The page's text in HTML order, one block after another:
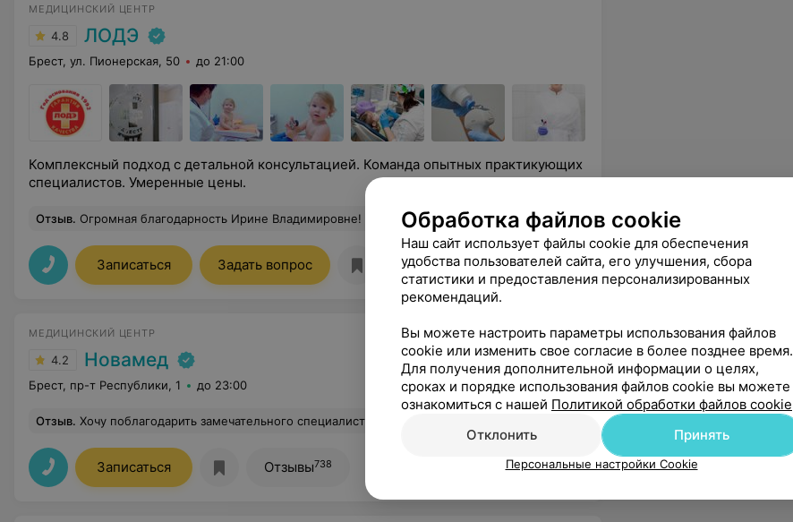
МЕДИЦИНСКИЙ ЦЕНТР
4.8 ЛОДЭ
Брест, ул. Пионерская, 50 до 21:00
Комплексный подход с детальной консультацией. Команда опытных практикующих
специалистов. Умеренные цены.
Отзыв. Огромная благодарность Ирине Владимировне! Уже несколько лет записываюсь только к ней. На все вопросы ответит, все объяснит и успокоит. Лучший врач в моей жизни Еще
Записаться Задать вопрос Отзывы9225
МЕДИЦИНСКИЙ ЦЕНТР
4.2 Новамед
Брест, пр-т Республики, 1 до 23:00
Отзыв. Хочу поблагодарить замечательного специалиста Язвинскую Аллу Брониславовну за ее профессионализм. Врач один из лучших к которому я обращалась! Вежливая, грамотная тактичная, помогла мне и ответила на все мои вопросы. Спасибо!
Записаться Отзывы738
Обработка файлов cookie
Наш сайт использует файлы cookie для обеспечения
удобства пользователей сайта, его улучшения, сбора
статистики и предоставления персонализированных
рекомендаций.
Вы можете настроить параметры использования файлов
cookie или изменить свое согласие в более позднее время.
Для получения дополнительной информации о целях,
сроках и порядке использования файлов cookie вы можете
ознакомиться с нашей Политикой обработки файлов cookie
Отклонить
Принять
Персональные настройки Cookie